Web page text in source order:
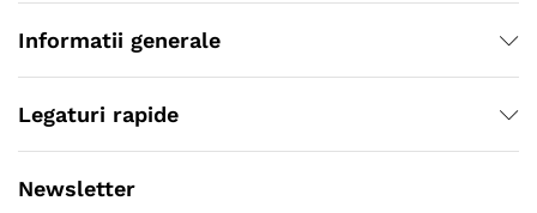
Informatii generale
Legaturi rapide
Newsletter